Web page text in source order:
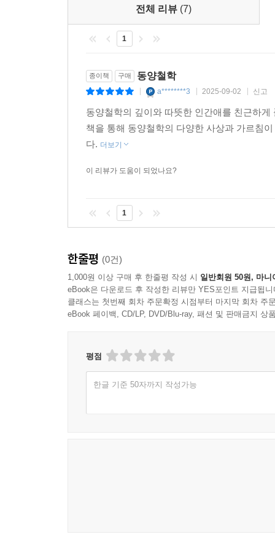
윤리를 사회로 확장하려 했다면, 법가는 가족과
법가는 이기적 인간관에 기초해 조직과 국가를
냉혹한 정치라는 그늘이 존재한다. 이 책에서는
철학적 종교 ‘불교’, 삶이 괴로운 원인을 밝혀내는
불교는 어떤 종교보다 철학적 성격이 강하다. 불
있다. 7부에서 고타마 싯다르타가 얻은 깨달음
인간의 행복을 위해 태어났다고 해도 과언이 아
전체 리뷰 (7)
1
종이책 구매 동양철학
a********3 2025-09-02 신고
동양철학의 깊이와 따뜻한 인간애를 친근하
책을 통해 동양철학의 다양한 사상과 가르침
다. 더보기
이 리뷰가 도움이 되었나요?
1
한줄평 (0건)
1,000원 이상 구매 후 한줄평 작성 시 일반회원 50원, 마니
eBook은 다운로드 후 작성한 리뷰만 YES포인트 지급됩니
클래스는 첫번째 회차 주문확정 시점부터 마지막 회차 주
eBook 페이백, CD/LP, DVD/Blu-ray, 패션 및 판매금지 상
평점
한글 기준 50자까지 작성가능